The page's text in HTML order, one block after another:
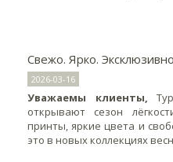
Свежо. Ярко.
2026-03-16
Уважаемы клиенты,
открывают сезон
принты, яркие цвета и
это в новых коллекциях